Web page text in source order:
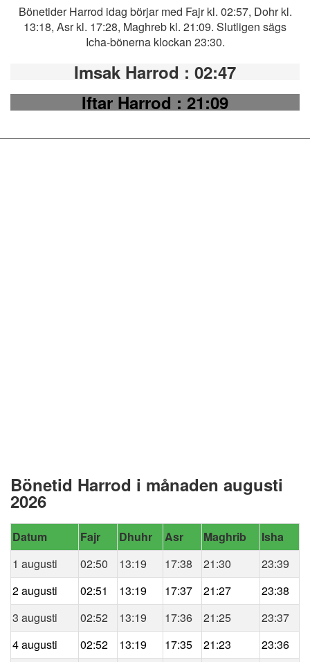
Bönetider Harrod idag börjar med Fajr kl. 02:57, Dohr kl.
13:18, Asr kl. 17:28, Maghreb kl. 21:09. Slutligen sägs
Icha-bönerna klockan 23:30.
Imsak Harrod : 02:47
Iftar Harrod: 21:09
Bönetid Harrod i månaden augusti
2026
Datum Fajr Dhuhr Asr Maghrib
Isha
1 augusti
02:50 13:19 17:38 21:30
23:39
2 augusti
02:51 13:19 17:37 21:27
23:38
3 augusti
02:52 13:19 17:36 21:25
23:37
4 augusti
02:52 13:19 17:35 21:23
23:36